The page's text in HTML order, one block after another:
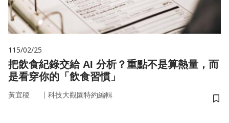
115/02/25
把飲食紀錄交給 AI 分析？重點不是算熱量，而
是看穿你的「飲食習慣」
黃宜稜 ｜ 科技大觀園特約編輯
儲